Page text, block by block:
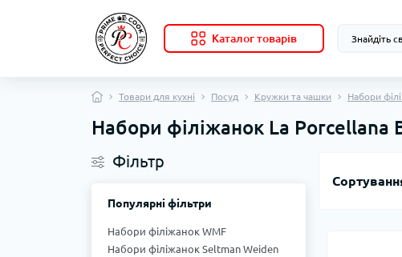
Каталог товарів
Товари для кухні Посуд Кружки та чашки Набори
Набори філіжанок La Porcellana
Фільтр
Популярні фільтри
Набори філіжанок WMF
Набори філіжанок Seltman Weiden